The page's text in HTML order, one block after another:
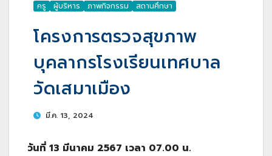
ครู ผู้บริหาร ภาพกิจกรรม สถานศึกษา
โครงการตรวจสุขภาพ
บุคลากรโรงเรียนเทศบาล
วัดเสมาเมือง
มี.ค. 13, 2024
วันที่ 13 มีนาคม 2567 เวลา 07.00 น.